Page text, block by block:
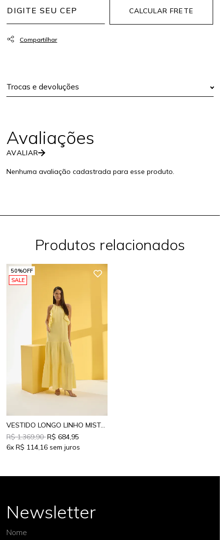
CALCULAR FRETE
Trocas e devoluções
AVALIAR
Nenhuma avaliação cadastrada para esse produto.
Produtos relacionados
50%OFF
SALE
VESTIDO LONGO LINHO MISTO FLUIDO
R$ 1.369,90R$ 684,95
6xR$ 114,16
Newsletter
Nome